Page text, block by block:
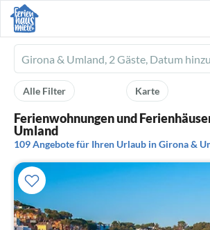
Ferienhausmiete
logo
Karte
Alle Filter
Ferienwohnungen und
Umland
109 Angebote für Ihren Urlaub in Girona &